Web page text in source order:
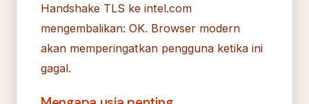
Handshake TLS ke intel.com
mengembalikan: OK. Browser modern
akan memperingatkan pengguna ketika ini
gagal.